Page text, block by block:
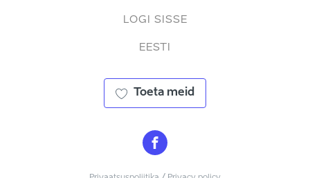
LOGI SISSE
EESTI
Toeta meid